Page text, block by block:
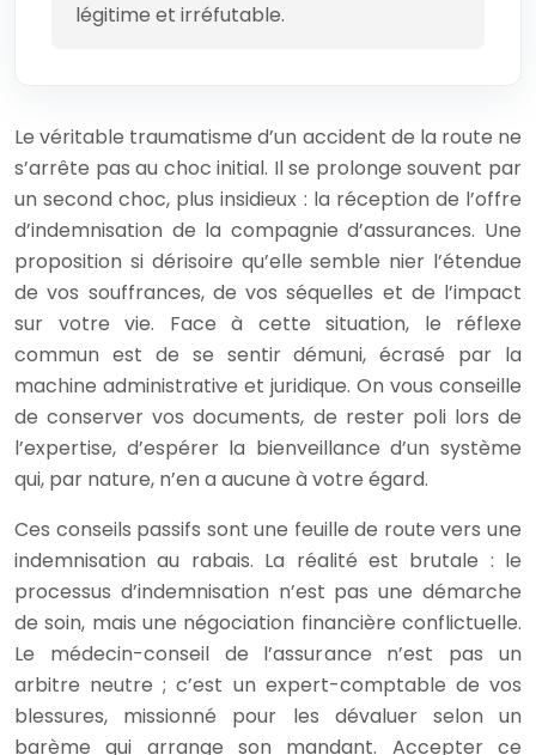
légitime et irréfutable.
Le véritable traumatisme d’un accident de la route ne
s’arrête pas au choc initial. Il se prolonge souvent par
un second choc, plus insidieux : la réception de l’offre
d’indemnisation de la compagnie d’assurances. Une
proposition si dérisoire qu’elle semble nier l’étendue
de vos souffrances, de vos séquelles et de l’impact
sur votre vie. Face à cette situation, le réflexe
commun est de se sentir démuni, écrasé par la
machine administrative et juridique. On vous conseille
de conserver vos documents, de rester poli lors de
l’expertise, d’espérer la bienveillance d’un système
qui, par nature, n’en a aucune à votre égard.
Ces conseils passifs sont une feuille de route vers une
indemnisation au rabais. La réalité est brutale : le
processus d’indemnisation n’est pas une démarche
de soin, mais une négociation financière conflictuelle.
Le médecin-conseil de l’assurance n’est pas un
arbitre neutre ; c’est un expert-comptable de vos
blessures, missionné pour les dévaluer selon un
barème qui arrange son mandant. Accepter ce